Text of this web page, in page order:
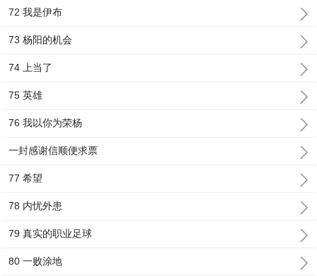
72 我是伊布
73 杨阳的机会
74 上当了
75 英雄
76 我以你为荣杨
一封感谢信顺便求票
77 希望
78 内忧外患
79 真实的职业足球
80 一败涂地